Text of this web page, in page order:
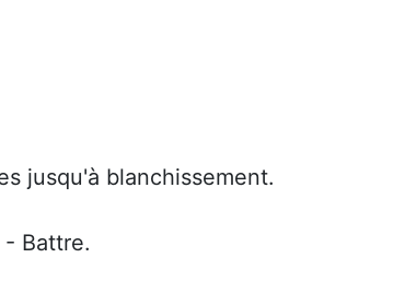
jusqu'à blanchissement.
Battre.